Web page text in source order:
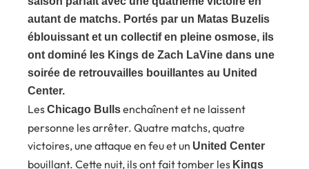
autant de matchs. Portés par un Matas Buzelis
éblouissant et un collectif en pleine osmose, ils
ont dominé les Kings de Zach LaVine dans une
soirée de retrouvailles bouillantes au United
Center.
LesChicago Bullsenchaînent et ne laissent
personne les arrêter. Quatre matchs, quatre
victoires, une attaque en feu et un United Center
bouillant. Cette nuit, ils ont fait tomber les Kings